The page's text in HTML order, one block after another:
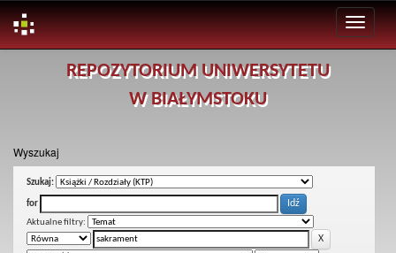
REPOZYTORIUM UNIWERSYTETU
W BIAŁYMSTOKU
Wyszukaj
Szukaj:
for
Aktualne filtry: